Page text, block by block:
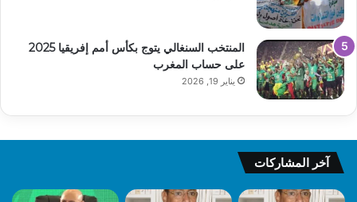
المنتخب السنغالي يتوج بكأس أمم إفريقيا 2025
على حساب المغرب
يناير 19, 2026
آخر المشاركات